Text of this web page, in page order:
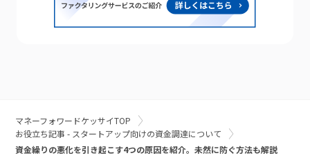
マネーフォワードケッサイTOP
お役立ち記事 - スタートアップ向けの資金調達について
資金繰りの悪化を引き起こす4つの原因を紹介。未然に防ぐ方法も解説